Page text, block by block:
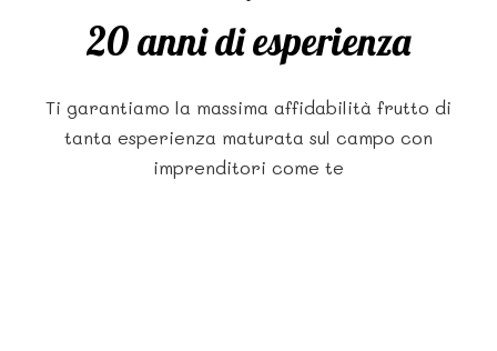
20 anni di esperienza
Ti garantiamo la massima affidabilità frutto di
tanta esperienza maturata sul campo con
imprenditori come te